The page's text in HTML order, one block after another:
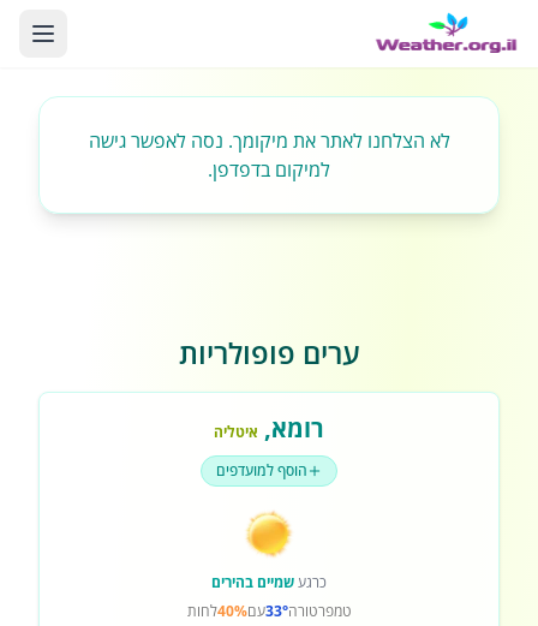
לא הצלחנו לאתר את מיקומך. נסה לאפשר גישה
למיקום בדפדפן.
ערים פופולריות
רומא, איטליה
הוסף למועדפים
כרגעשמיים בהירים
טמפרטורה33°עם40%לחות